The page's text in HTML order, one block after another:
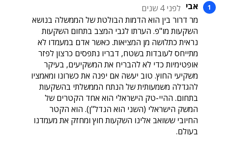
אבי לפני 4 שנים
מר דרור בין הוא הדמות הבולטת של הממשלה בנושא
השקעות מו"פ. הערתו לגבי המצב בתחום השקעות
נראית כתלושה מן המציאות. כאשר אדם במעמדו לא
מתייחס לעובדות בשטח, דבריו נתפסים כרצון לפזר
אופטימיות כדי לא להבריח את המשקיעים, בעיקר
משקיעי החוץ. טוב יעשה אם יפנה את כשרונו ומאמציו
להגדלה משמעותית של הנתח הממשלתי בהשקעות
בתחום. ההיי-טק הישראלי הוא אחד הקטרים של
המשק הישראלי (השני הוא הנדל"ן). הוא הקטר
החיובי ששואב אלינו השקעות חוץ ומחזק את מעמדנו
בעולם.